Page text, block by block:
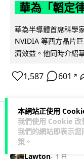
本網站正使用
我們使用 Cookie 改
我們的網站即表示您
策 。
華為「韜定
華為半導體首席科學
NVIDIA 等西方晶片
濟效益。他同時介紹
1,587 601 ↗
科技娛樂 生活娛樂
Lawton 1 日